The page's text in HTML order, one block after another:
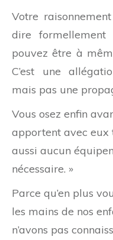
Votre
dire formellement
pouvez être à
C’est une
mais pas une
Vous osez enfin
apportent avec eux
aussi aucun
nécessaire. »
Parce qu’en plus
les mains de nos
n’avons pas